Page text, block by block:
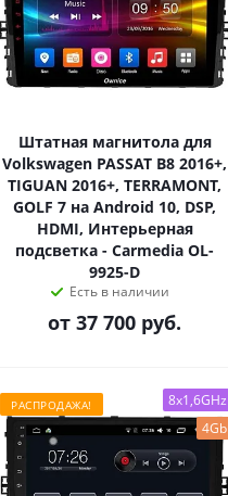
Штатная магнитола для
Volkswagen PASSAT B8 2016+,
TIGUAN 2016+, TERRAMONT,
GOLF 7 на Android 10, DSP,
HDMI, Интерьерная
подсветка - Carmedia OL-
9925-D
Есть в наличии
от 37 700 руб.
РАСПРОДАЖА!
8x1,6GHz
4Gb